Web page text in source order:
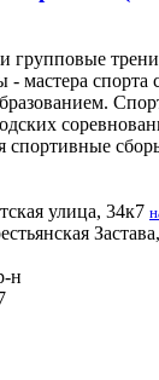
групповые
- мастера
спортивные
улица, 34к7
н